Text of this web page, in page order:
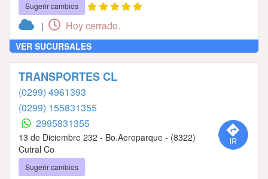
Sugerir cambios
| Hoy cerrado.
VER SUCURSALES
TRANSPORTES CL
(0299) 4961393
(0299) 155831355
2995831355
13 de Diciembre 232 - Bo.Aeroparque - (8322)
Cutral Co
Sugerir cambios